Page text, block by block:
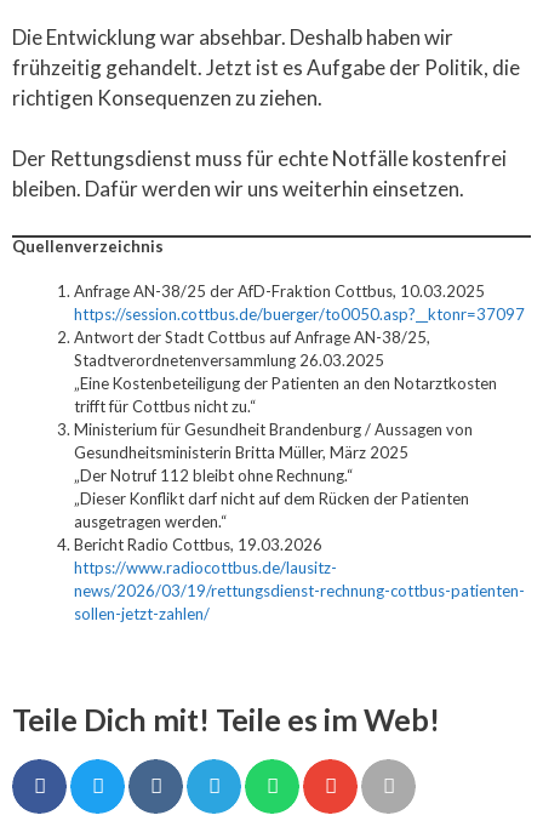
Die Entwicklung war absehbar. Deshalb haben wir
frühzeitig gehandelt. Jetzt ist es Aufgabe der Politik, die
richtigen Konsequenzen zu ziehen.
Der Rettungsdienst muss für echte Notfälle kostenfrei
bleiben. Dafür werden wir uns weiterhin einsetzen.
Quellenverzeichnis
Anfrage AN-38/25 der AfD-Fraktion Cottbus, 10.03.2025
https://session.cottbus.de/buerger/to0050.asp?__ktonr=37097
Antwort der Stadt Cottbus auf Anfrage AN-38/25,
Stadtverordnetenversammlung 26.03.2025
„Eine Kostenbeteiligung der Patienten an den Notarztkosten
trifft für Cottbus nicht zu.“
Ministerium für Gesundheit Brandenburg / Aussagen von
Gesundheitsministerin Britta Müller, März 2025
„Der Notruf 112 bleibt ohne Rechnung.“
„Dieser Konflikt darf nicht auf dem Rücken der Patienten
ausgetragen werden.“
Bericht Radio Cottbus, 19.03.2026
https://www.radiocottbus.de/lausitz-
news/2026/03/19/rettungsdienst-rechnung-cottbus-patienten-
sollen-jetzt-zahlen/
Teile Dich mit! Teile es im Web!